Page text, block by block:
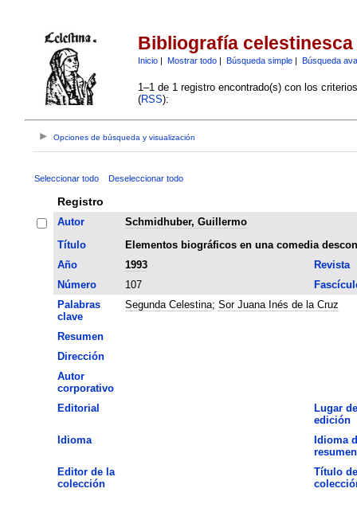
Bibliografía celestinesca
Inicio| Mostrar todo| Búsqueda simple| Búsqueda
1–1 de 1 registro encontrado(s) con los
(RSS):
Opciones de búsqueda y visualización
Seleccionar todo Deseleccionar todo
Registro
Autor
Schmidhuber, Guillermo
Título
Elementos biográficos en una comedia
Año
1993
Revista
Número
107
Palabras
clave
Segunda Celestina; Sor Juana Inés de la Cruz
Resumen
Dirección
Autor
corporativo
Editorial
Lugar de
edición
Idioma
Idioma
resumen
Editor de la
colección
Título